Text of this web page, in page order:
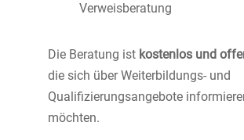
Verweisberatung
Die Beratung ist kostenlos und
die sich über Weiterbildungs- und
Qualifizierungsangebote
möchten.